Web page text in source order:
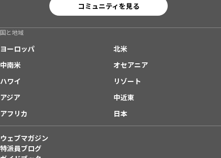
コミュニティを見る
国と地域
ヨーロッパ
北米
中南米
オセアニア
ハワイ
リゾート
アジア
中近東
アフリカ
日本
ウェブマガジン
特派員ブログ